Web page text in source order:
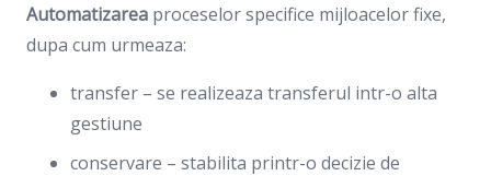
Automatizarea proceselor specifice mijloacelor fixe,
dupa cum urmeaza:
transfer – se realizeaza transferul intr-o alta
gestiune
conservare – stabilita printr-o decizie de